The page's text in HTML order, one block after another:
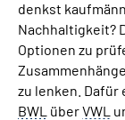
denkst
Nachhaltigkeit?
Optionen zu
zu lenken. Dafür
BWL überVWL